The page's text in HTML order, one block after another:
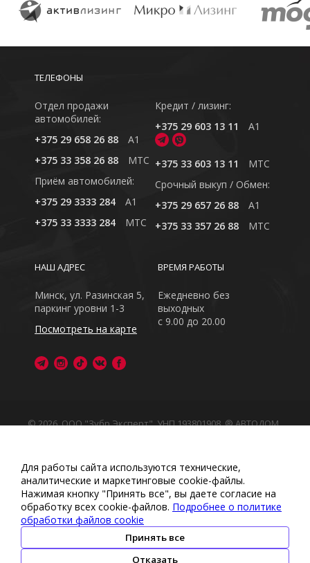
ТЕЛЕФОНЫ
Отдел продажи
автомобилей:
+375 29 658 26 88
A1
+375 33 358 26 88
MTC
Приём автомобилей:
+375 29 3333 284
A1
+375 33 3333 284
MTC
Кредит / лизинг:
+375 29 603 13 11
A1
+375 33 603 13 11
MTC
Cрочный выкуп / Обмен:
+375 29 657 26 88
A1
+375 33 357 26 88
MTC
ВРЕМЯ РАБОТЫ
Ежедневно без
выходных
с 9.00 до 20.00
НАШ АДРЕС
Минск, ул. Разинская 5,
паркинг уровни 1-3
Посмотреть на карте
© 2026, ООО "Зубр Эксперт", УНП 193801908. ® АВТОДОМ
Обращаем Ваше внимание на то, что данный интернет-
сайт носит исключительно информационный характер
Любое использование либо копирование материалов
или подборки материалов сайта, элементов дизайна и
оформления запрещено
Политика обработки персональных данных
обработки файлов cookie•Политика видеонаблюдения
•Условия обработки персональных данных
Для работы сайта используются технические,
аналитические и маркетинговые сооkіе-файлы.
Нажимая кнопку "Принять все", вы даете согласие на
обработку всех cookie-файлов. Подробнее о политике
обработки файлов cookie
Принять все
Отказать